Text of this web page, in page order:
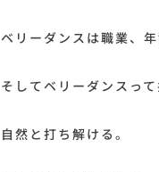
ベリーダンスは職業、
そしてベリーダンスっ
自然と打ち解ける。